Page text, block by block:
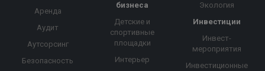
Аренда
Аудит
Аутсорсинг
Безопасность
бизнеса
Детские и
спортивные
площадки
Интерьер
Экология
Инвестиции
Инвест-
мероприятия
Инвестиционные